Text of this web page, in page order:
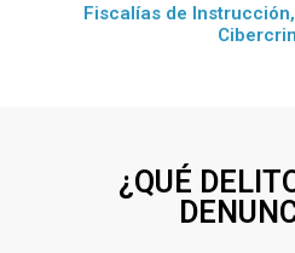
Fiscalías de
¿QUÉ